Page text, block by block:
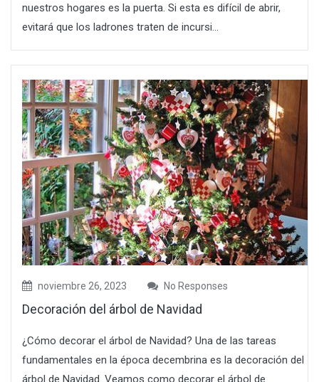
nuestros hogares es la puerta. Si esta es difícil de abrir,
evitará que los ladrones traten de incursi...
noviembre 26, 2023 No Responses
Decoración del árbol de Navidad
¿Cómo decorar el árbol de Navidad? Una de las tareas
fundamentales en la época decembrina es la decoración del
árbol de Navidad. Veamos como decorar el árbol de